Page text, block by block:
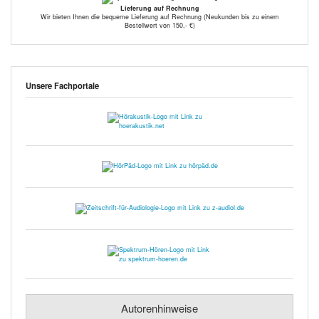
Lieferung auf Rechnung
Wir bieten Ihnen die bequeme Lieferung auf Rechnung (Neukunden bis zu einem
Bestellwert von 150,- €)
Unsere Fachportale
Autorenhinweise